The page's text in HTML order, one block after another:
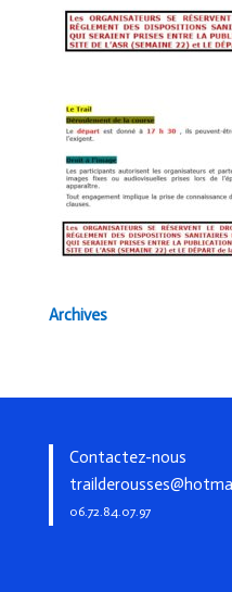
Archives
Contactez-nous
06.72.84.07.97